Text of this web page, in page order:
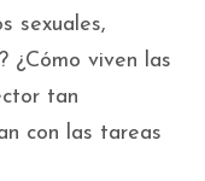
sexuales,
¿Cómo viven las
tan
con las tareas